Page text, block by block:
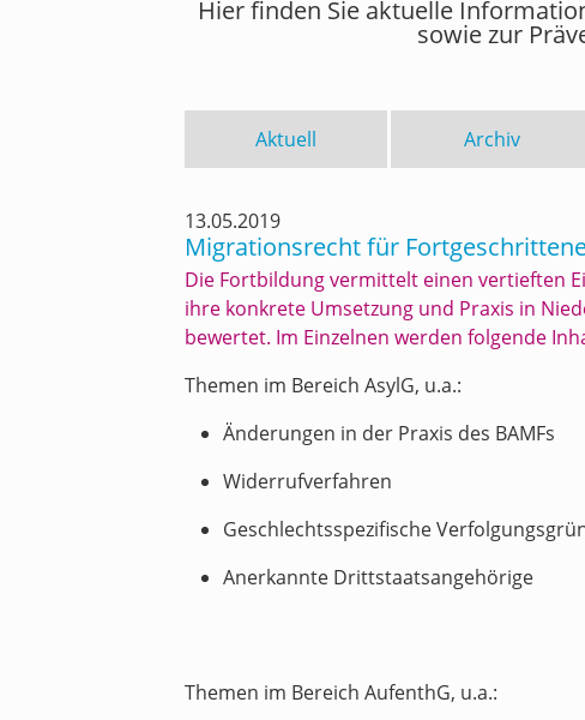
Hier finden Sie aktuelle
sowie zur
Aktuell Archiv
13.05.2019
Migrationsrecht für
Die Fortbildung vermittelt einen vertieften
ihre konkrete Umsetzung und Praxis in
bewertet. Im Einzelnen werden folgende
Themen im Bereich AsylG, u.a.:
Änderungen in der Praxis des BAMFs
Widerrufverfahren
Geschlechtsspezifische
Anerkannte Drittstaatsangehörige
Themen im Bereich AufenthG, u.a.: